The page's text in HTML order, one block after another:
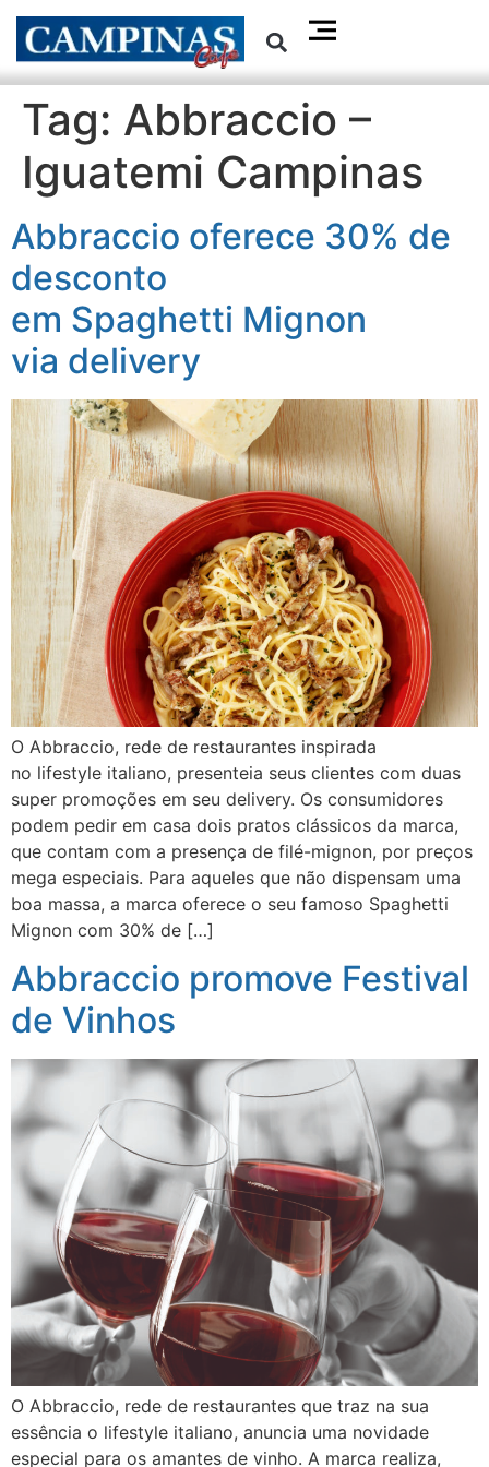
Tag: Abbraccio –
Iguatemi Campinas
Abbraccio oferece 30% de
desconto
em Spaghetti Mignon
via delivery
O Abbraccio, rede de restaurantes inspirada
no lifestyle italiano, presenteia seus clientes com duas
super promoções em seu delivery. Os consumidores
podem pedir em casa dois pratos clássicos da marca,
que contam com a presença de filé-mignon, por preços
mega especiais. Para aqueles que não dispensam uma
boa massa, a marca oferece o seu famoso Spaghetti
Mignon com 30% de […]
Abbraccio promove Festival
de Vinhos
O Abbraccio, rede de restaurantes que traz na sua
essência o lifestyle italiano, anuncia uma novidade
especial para os amantes de vinho. A marca realiza,